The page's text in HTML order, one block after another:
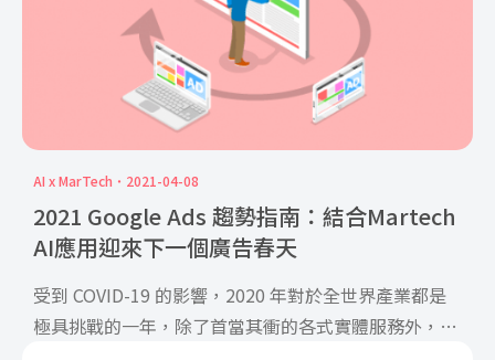
AI x MarTech 2021-04-08
2021 Google Ads 趨勢指南：結合Martech
AI應用迎來下一個廣告春天
受到 COVID-19 的影響，2020 年對於全世界產業都是
極具挑戰的一年，除了首當其衝的各式實體服務外，網